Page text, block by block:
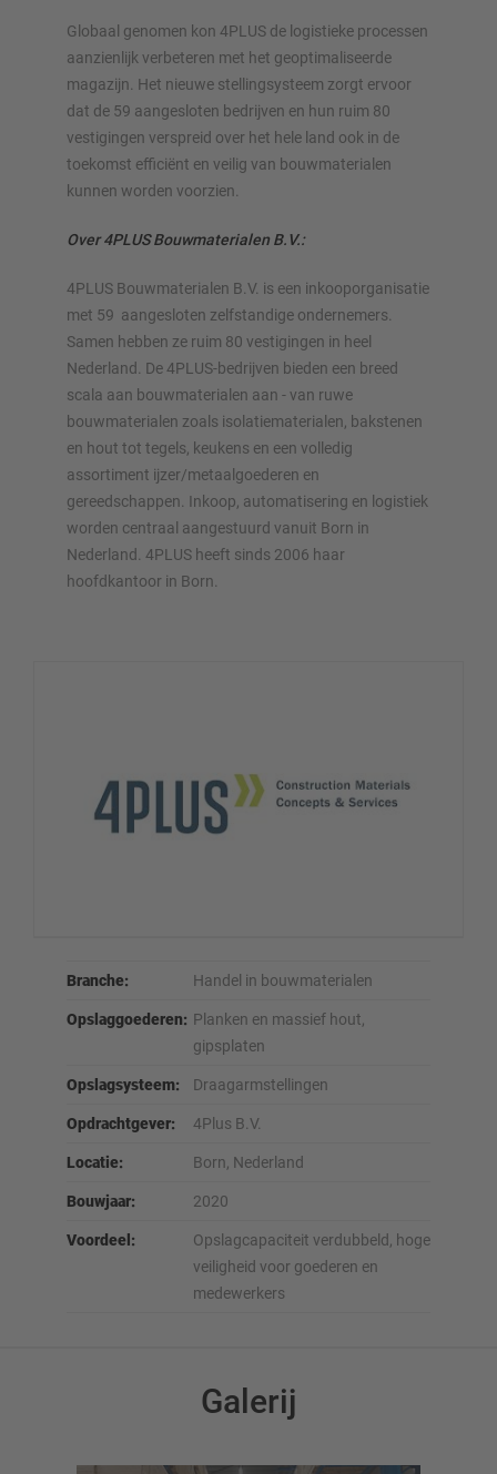
Globaal genomen kon 4PLUS de logistieke processen
aanzienlijk verbeteren met het geoptimaliseerde
magazijn. Het nieuwe stellingsysteem zorgt ervoor
dat de 59 aangesloten bedrijven en hun ruim 80
vestigingen verspreid over het hele land ook in de
toekomst efficiënt en veilig van bouwmaterialen
kunnen worden voorzien.
Over 4PLUS Bouwmaterialen B.V.:
4PLUS Bouwmaterialen B.V. is een inkooporganisatie
met 59 aangesloten zelfstandige ondernemers.
Samen hebben ze ruim 80 vestigingen in heel
Nederland. De 4PLUS-bedrijven bieden een breed
scala aan bouwmaterialen aan - van ruwe
bouwmaterialen zoals isolatiematerialen, bakstenen
en hout tot tegels, keukens en een volledig
assortiment ijzer/metaalgoederen en
gereedschappen. Inkoop, automatisering en logistiek
worden centraal aangestuurd vanuit Born in
Nederland. 4PLUS heeft sinds 2006 haar
hoofdkantoor in Born.
Branche: Handel in bouwmaterialen
Opslaggoederen: Planken en massief hout,
gipsplaten
Opslagsysteem: Draagarmstellingen
Opdrachtgever: 4Plus B.V.
Locatie: Born, Nederland
Bouwjaar: 2020
Voordeel:
Opslagcapaciteit verdubbeld, hoge
veiligheid voor goederen en
medewerkers
Galerij